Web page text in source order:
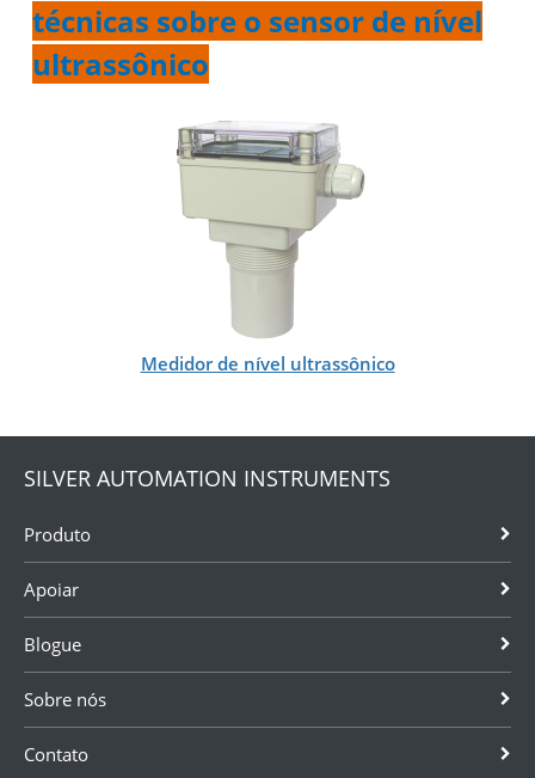
técnicas sobre o sensor de nível
ultrassônico
Medidor de nível ultrassônico
SILVER AUTOMATION INSTRUMENTS
Produto
Apoiar
Blogue
Sobre nós
Contato